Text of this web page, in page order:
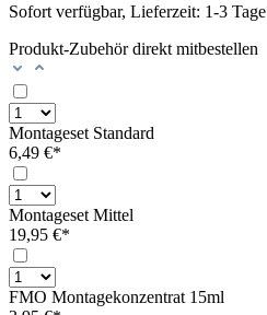
Sofort verfügbar, Lieferzeit: 1-3 Tage
Produkt-Zubehör direkt mitbestellen
Montageset Standard
6,49 €*
Montageset Mittel
19,95 €*
FMO Montagekonzentrat 15ml